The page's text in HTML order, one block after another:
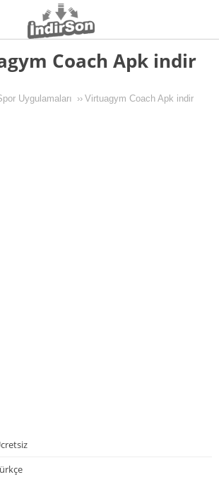
Coach Apk indir
Uygulamaları ›› Virtuagym Coach Apk indir